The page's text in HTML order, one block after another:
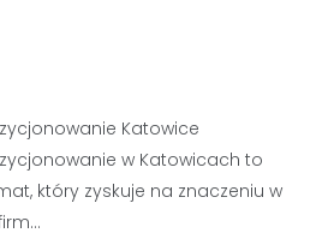
Katowice
w Katowicach to
który zyskuje na znaczeniu w